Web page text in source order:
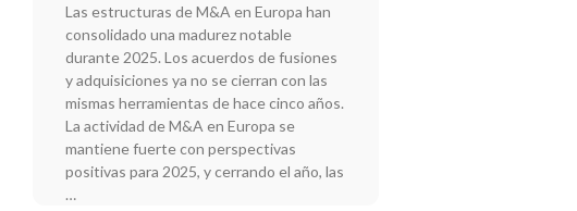
Las estructuras de M&A en Europa han
consolidado una madurez notable
durante 2025. Los acuerdos de fusiones
y adquisiciones ya no se cierran con las
mismas herramientas de hace cinco años.
La actividad de M&A en Europa se
mantiene fuerte con perspectivas
positivas para 2025, y cerrando el año, las
…